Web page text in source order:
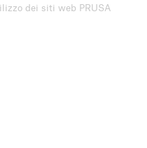
dei siti web PRUSA